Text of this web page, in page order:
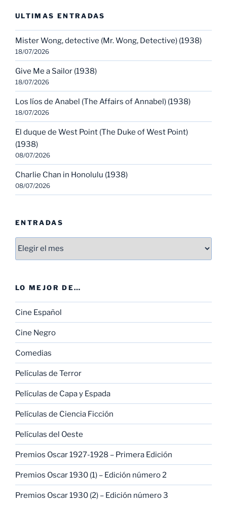
ULTIMAS ENTRADAS
Mister Wong, detective (Mr. Wong, Detective) (1938)
18/07/2026
Give Me a Sailor (1938)
18/07/2026
Los líos de Anabel (The Affairs of Annabel) (1938)
18/07/2026
El duque de West Point (The Duke of West Point)
(1938)
08/07/2026
Charlie Chan in Honolulu (1938)
08/07/2026
ENTRADAS
Entradas
LO MEJOR DE…
Cine Español
Cine Negro
Comedias
Películas de Terror
Películas de Capa y Espada
Películas de Ciencia Ficción
Películas del Oeste
Premios Oscar 1927-1928 – Primera Edición
Premios Oscar 1930 (1) – Edición número 2
Premios Oscar 1930 (2) – Edición número 3